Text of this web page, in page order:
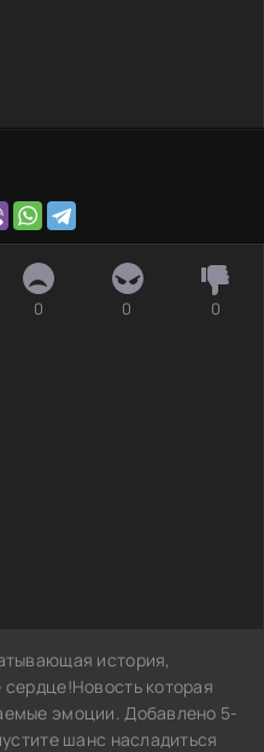
0 0 0
история,
которая
эмоции. Добавлено 5-
шанс насладиться